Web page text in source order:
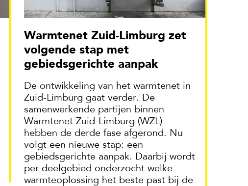
Warmtenet Zuid-Limburg zet
volgende stap met
gebiedsgerichte aanpak
De ontwikkeling van het warmtenet in
Zuid-Limburg gaat verder. De
samenwerkende partijen binnen
Warmtenet Zuid-Limburg (WZL)
hebben de derde fase afgerond. Nu
volgt een nieuwe stap: een
gebiedsgerichte aanpak. Daarbij wordt
per deelgebied onderzocht welke
warmteoplossing het beste past bij de